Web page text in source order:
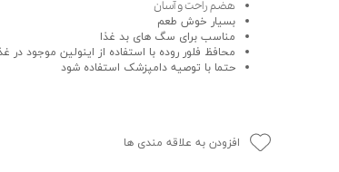
هضم راحت و آسان
بسیار خوش طعم
مناسب برای سگ های بد غذا
محافظ فلور روده با استفاده از اینولین موجود در
حتما با توصیه دامپزشک استفاده شود
افزودن به علاقه مندی ها